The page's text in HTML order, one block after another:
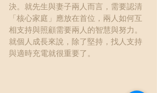
決。就先生與妻子兩人而言，需要認清
「核心家庭」應放在首位，兩人如何互
相支持與照顧需要兩人的智慧與努力。
就個人成長來說，除了堅持，找人支持
與適時充電就很重要了。